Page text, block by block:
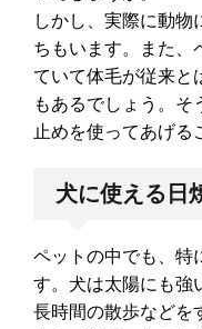
しかし、実際に動物
ちもいます。また、
ていて体毛が従来と
もあるでしょう。そ
止めを使ってあげる
犬に使える日
ペットの中でも、特
す。犬は太陽にも強
長時間の散歩などを